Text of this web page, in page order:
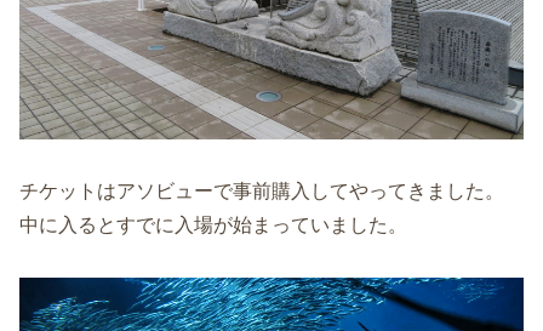
チケットはアソビューで事前購入してやってきました。
中に入るとすでに入場が始まっていました。